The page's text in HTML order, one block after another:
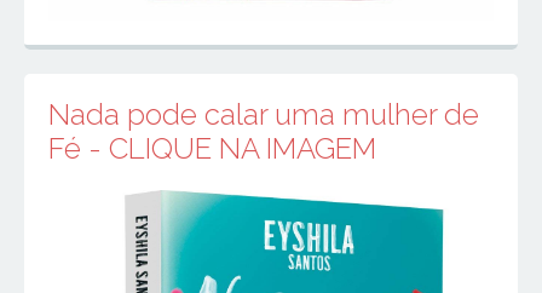
Nada pode calar uma mulher de
Fé - CLIQUE NA IMAGEM